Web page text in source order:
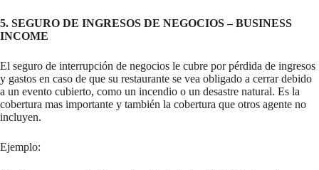
5. SEGURO DE INGRESOS DE NEGOCIOS – BUSINESS
INCOME
El seguro de interrupción de negocios le cubre por pérdida de ingresos
y gastos en caso de que su restaurante se vea obligado a cerrar debido
a un evento cubierto, como un incendio o un desastre natural. Es la
cobertura mas importante y también la cobertura que otros agente no
incluyen.
Ejemplo: